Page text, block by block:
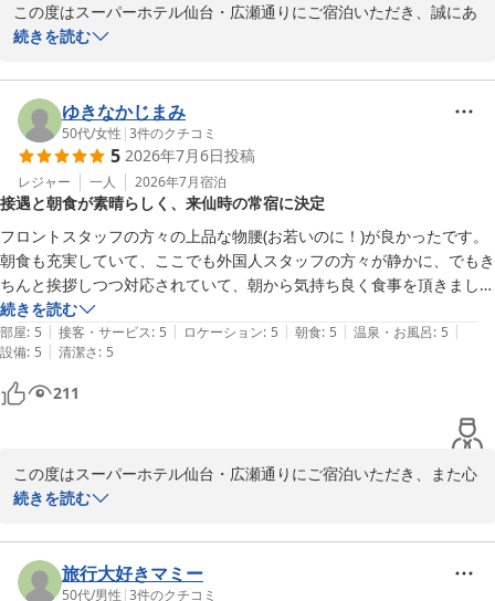
スーパーホテル仙台・広瀬通り　支配人
2026-07-13
この度はスーパーホテル仙台・広瀬通りにご宿泊いただき、誠にあ
りがとうございます。また早々に次回のご予約もいただき、心より
スタッフについて「挨拶や対応がとても素晴らしかった」とお褒め
の言葉をいただき、私どもも大変励みになります。フロントや朝食
会場でのやり取りがお客様の心地よいご滞在につながったことを、
スタッフ一同とても嬉しく感じております。
一方で、レディース専用階のお部屋でエアコンの臭いやルームウェ
ア、枕カバーの香りについてご不快なお気持ちにさせてしまい、申
し訳ございません。細やかな点までご意見をいただき、今後のより
よいサービス向上の参考にさせていただきます。
当ホテルは女性のお客様にも安心してお過ごしいただけるよう天然
温泉やレディースルームのアメニティなど、多彩な設備をご用意し
ております。今回も快適にご利用いただけたこと、大変うれしく思
ここ仙台は七夕祭りの準備が始まる季節となり、街にも活気が感じ
られます。どうぞ次回も変わらぬご愛顧を賜りますようお待ちして
スーパーホテル仙台・広瀬通り 支配人・スタッフ一同
続きを読む
ゆきなかじまみ
50代/女性 |3件のクチコミ
5 2026年7月6日投稿
レジャー 一人 2026年7月宿泊
接遇と朝食が素晴らしく、来仙時の常宿に決定
フロントスタッフの方々の上品な物腰(お若いのに！)が良かったです。
朝食も充実していて、ここでも外国人スタッフの方々が静かに、でもき
ちんと挨拶しつつ対応されていて、朝から気持ち良く食事を頂きまし
た。勿論食事のメニューも郷土色豊かで美味しかったです。
駅からは少々遠いものの、接遇の良さと設備の清潔感、何よりコスパが
良いので来仙時の常宿にしたいと思います。
続きを読む
部屋: 5 | 接客・サービス: 5 | ロケーション: 5 | 朝食: 5 | 温泉・お風呂: 5 |
設備: 5 | 清潔さ: 5
211
この度はスーパーホテル仙台・広瀬通りにご宿泊いただき、また心
温まるお言葉の数々を頂戴し誠にありがとうございます。
ご到着時からスタッフの応対にご満足いただけたご様子、そして朝
食も気持ちよくお召し上がりいただけたこと、私どもにとっても大
変嬉しく励みとなります。「フロントスタッフの上品な物腰」や
続きを読む
旅行大好きマミー
50代/男性 |3件のクチコミ